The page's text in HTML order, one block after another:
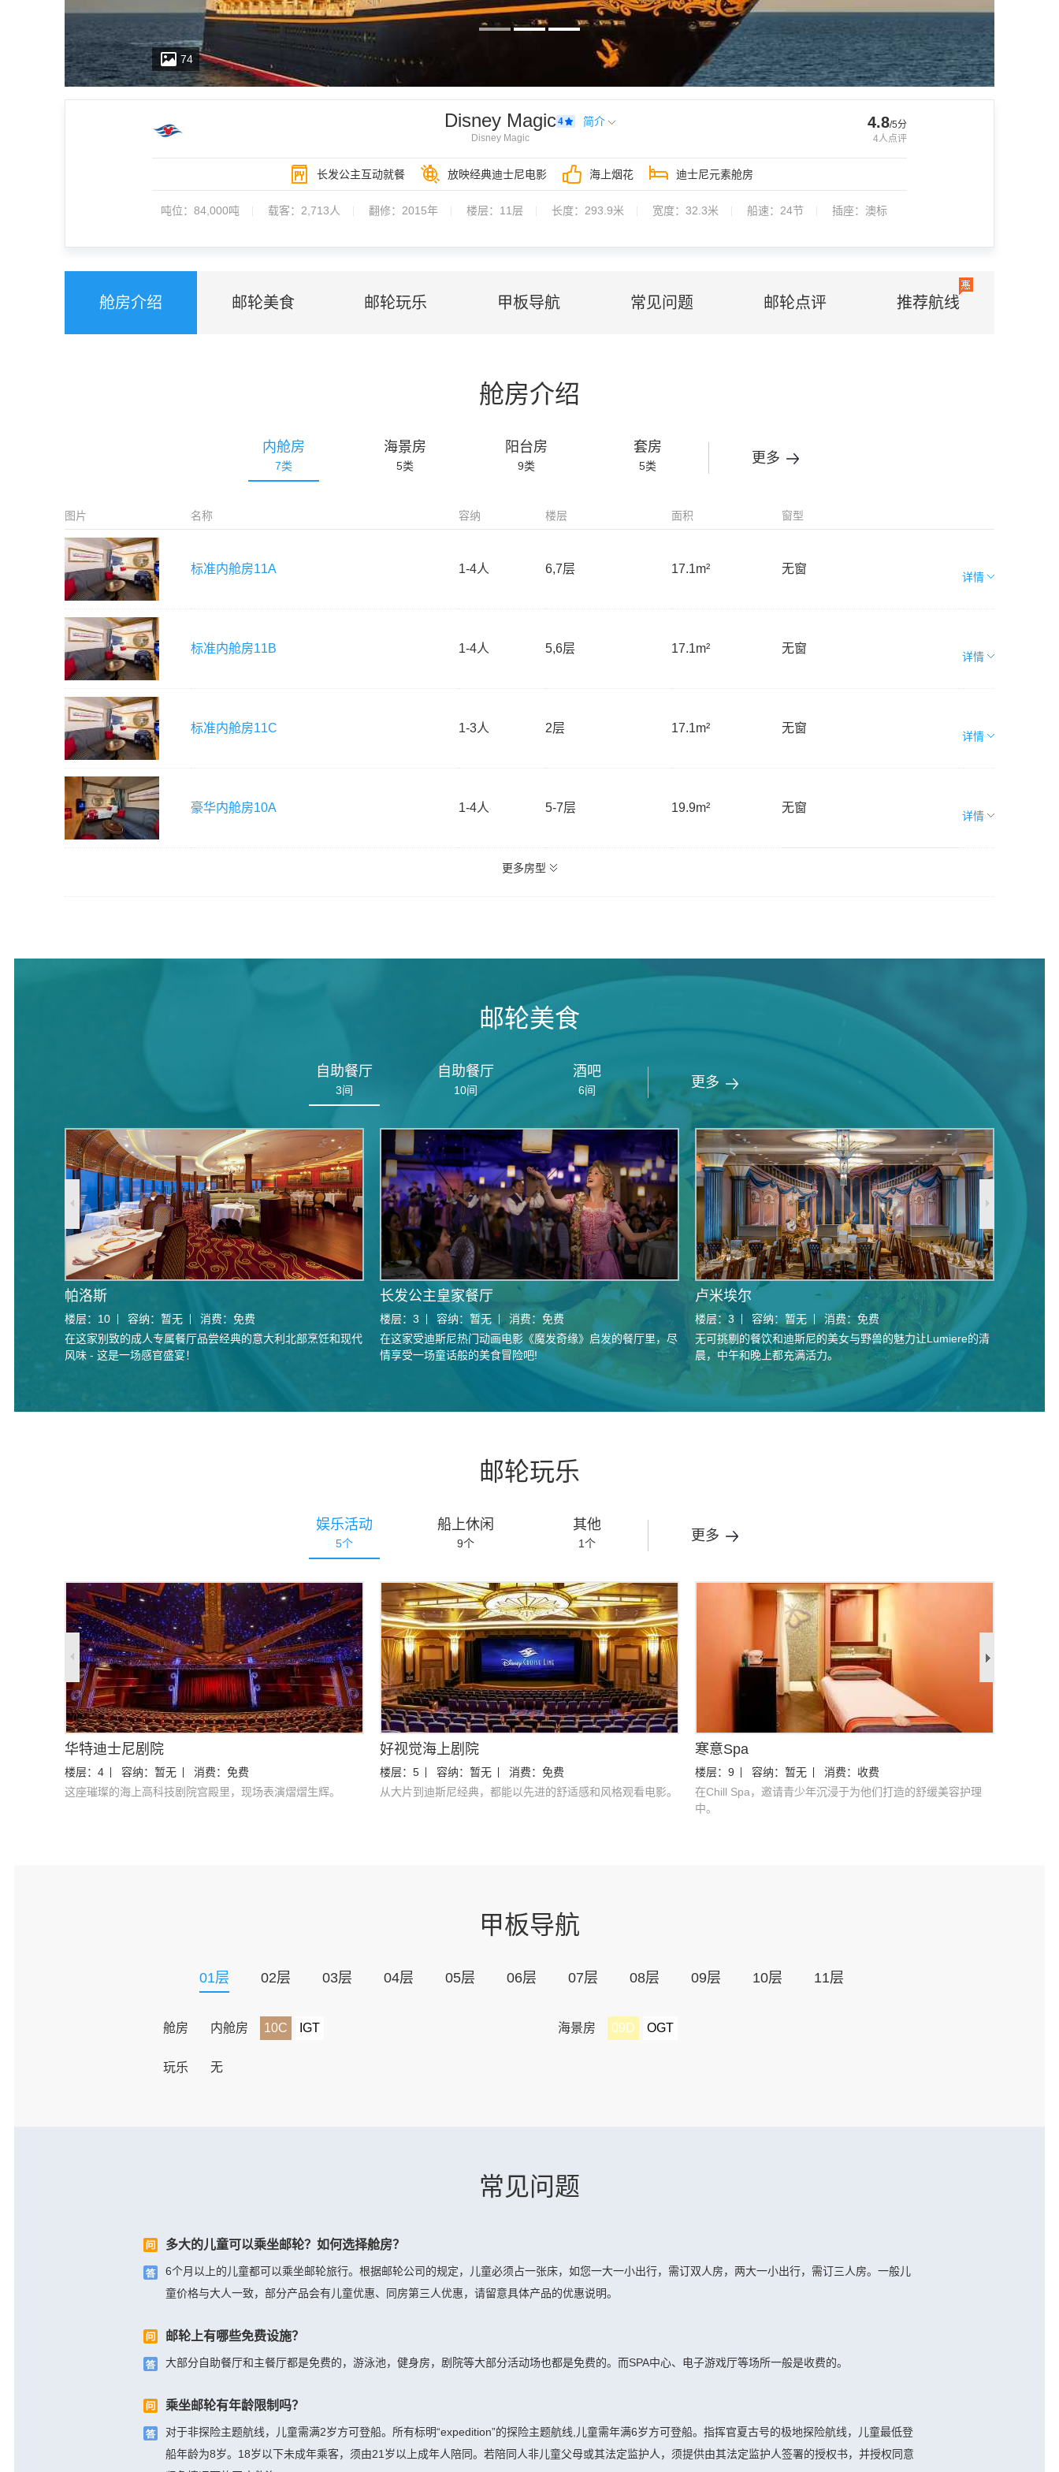
74
Disney Magic
Disney Magic
4 简介 4.8/5分
4人点评
这艘外观经典、充满现代便利设施的游轮设有高速水上冲浪滑水道、专为儿童设计的嬉水区、长发公主皇家餐桌餐厅、专为成人设计的 Fathoms 和 Keys 夜总会，以及专为儿童、青
长发公主互动就餐 放映经典迪士尼电影 海上烟花 迪士尼元素舱房
吨位： 84,000吨 载客： 2,713人 翻修：2015年 楼层： 11层 长度： 293.9米 宽度： 32.3米 船速： 24节 插座： 澳标
舱房介绍 邮轮美食 邮轮玩乐 甲板导航 常见问题 邮轮点评 推荐航线
舱房介绍
内舱房
7类
海景房
5类
阳台房
9类
套房
5类 更多
图片 名称 容纳 楼层 面积 窗型
标准内舱房11A 1-4人 6,7层 17.1m² 无窗
详情
标准内舱房11B 1-4人 5,6层 17.1m² 无窗
详情
标准内舱房11C 1-3人 2层 17.1m² 无窗
详情
豪华内舱房10A 1-4人 5-7层 19.9m² 无窗
详情
更多房型
邮轮美食
自助餐厅
3间
自助餐厅
10间
酒吧
6间 更多
帕洛斯
楼层： 10 容纳： 暂无 消费： 免费
在这家别致的成人专属餐厅品尝经典的意大利北部烹饪和现代
风味 - 这是一场感官盛宴！
长发公主皇家餐厅
楼层： 3 容纳： 暂无 消费：免费
在这家受迪斯尼热门动画电影《魔发奇缘》启发的餐厅里，尽
情享受一场童话般的美食冒险吧!
卢米埃尔
楼层： 3 容纳： 暂无 消费： 免费
无可挑剔的餐饮和迪斯尼的美女与野兽的魅力让Lumiere的清
晨，中午和晚上都充满活力。
邮轮玩乐
娱乐活动
5个
船上休闲
9个
其他
1个 更多
华特迪士尼剧院
楼层： 4 容纳： 暂无 消费： 免费
这座璀璨的海上高科技剧院宫殿里，现场表演熠熠生辉。
好视觉海上剧院
楼层： 5 容纳： 暂无 消费： 免费
从大片到迪斯尼经典，都能以先进的舒适感和风格观看电影。
寒意Spa
楼层： 9 容纳： 暂无 消费： 收费
在Chill Spa，邀请青少年沉浸于为他们打造的舒缓美容护理
中。
甲板导航
01层 02层 03层 04层 05层 06层 07层 08层 09层 10层 11层
舱房 内舱房 10C IGT 海景房 09D OGT
玩乐 无
常见问题
多大的儿童可以乘坐邮轮？如何选择舱房？
6个月以上的儿童都可以乘坐邮轮旅行。根据邮轮公司的规定，儿童必须占一张床，如您一大一小出行，需订双人房，两大一小出行，需订三人房。一般儿
童价格与大人一致，部分产品会有儿童优惠、同房第三人优惠，请留意具体产品的优惠说明。
邮轮上有哪些免费设施？
大部分自助餐厅和主餐厅都是免费的，游泳池，健身房，剧院等大部分活动场也都是免费的。而SPA中心、电子游戏厅等场所一般是收费的。
乘坐邮轮有年龄限制吗？
对于非探险主题航线，儿童需满2岁方可登船。所有标明“expedition”的探险主题航线,儿童需年满6岁方可登船。指挥官夏古号的极地探险航线，儿童最低登
船年龄为8岁。18岁以下未成年乘客，须由21岁以上成年人陪同。若陪同人非儿童父母或其法定监护人，须提供由其法定监护人签署的授权书，并授权同意